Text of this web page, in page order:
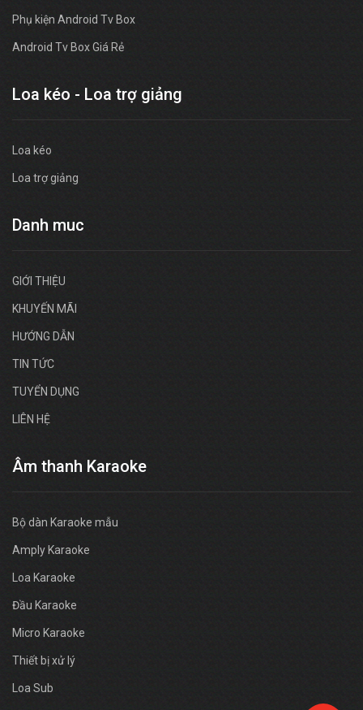
Phụ kiện Android Tv Box
Android Tv Box Giá Rẻ
Loa kéo - Loa trợ giảng
Loa kéo
Loa trợ giảng
Danh muc
GIỚI THIỆU
KHUYẾN MÃI
HƯỚNG DẪN
TIN TỨC
TUYỂN DỤNG
LIÊN HỆ
Âm thanh Karaoke
Bộ dàn Karaoke mẫu
Amply Karaoke
Loa Karaoke
Đầu Karaoke
Micro Karaoke
Thiết bị xử lý
Loa Sub